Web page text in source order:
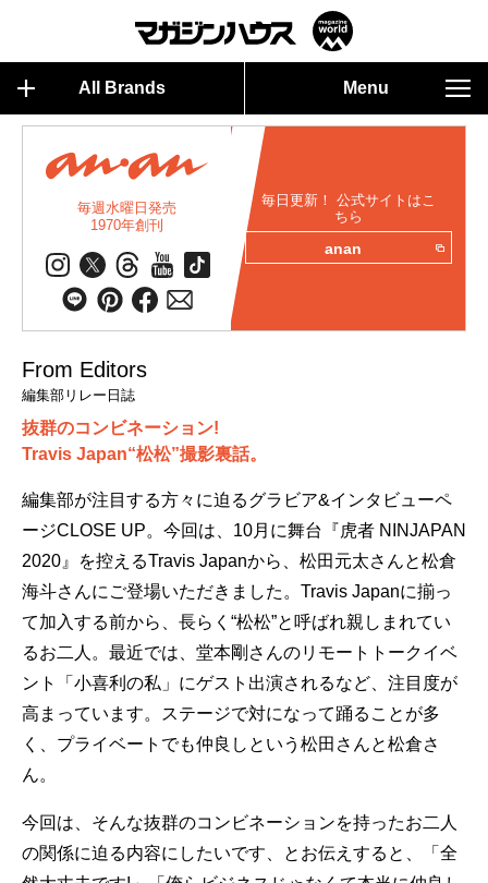
All Brands Menu
毎週水曜日発売
1970年創刊
毎日更新！ 公式サイトはこ
ちら
anan
From Editors
編集部リレー日誌
抜群のコンビネーション!
Travis Japan“松松”撮影裏話。
編集部が注目する方々に迫るグラビア&インタビューペ
ージCLOSE UP。今回は、10月に舞台『虎者 NINJAPAN
2020』を控えるTravis Japanから、松田元太さんと松倉
海斗さんにご登場いただきました。Travis Japanに揃っ
て加入する前から、長らく“松松”と呼ばれ親しまれてい
るお二人。最近では、堂本剛さんのリモートトークイベ
ント「小喜利の私」にゲスト出演されるなど、注目度が
高まっています。ステージで対になって踊ることが多
く、プライベートでも仲良しという松田さんと松倉さ
ん。
今回は、そんな抜群のコンビネーションを持ったお二人
の関係に迫る内容にしたいです、とお伝えすると、「全